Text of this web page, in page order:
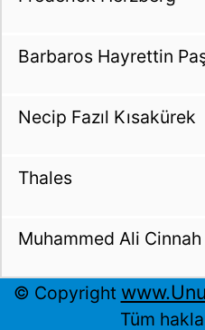
Barbaros Hayrettin
Necip Fazıl Kısakürek
Thales
Muhammed Ali Cinnah
© Copyright
Tüm